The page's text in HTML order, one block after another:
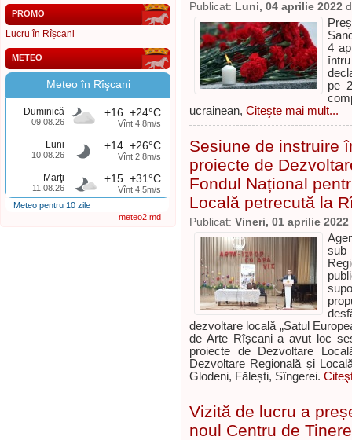
PROMO
Lucru în Rîșcani
METEO
Meteo în Rîşcani
Duminică
09.08.26
+16..+24°C
Vînt 4.8m/s
Luni
10.08.26
+14..+26°C
Vînt 2.8m/s
Marţi
11.08.26
+15..+31°C
Vînt 4.5m/s
Meteo pentru 10 zile
meteo2.md
Publicat: Luni, 04 aprilie 2022
4
pe
ucrainean, Citeşte mai mult...
Sesiune de instruire
proiecte de
Fondul Național
Locală petrecută la
Publicat: Vineri, 01 aprilie 2022
sub
dezvoltare locală „Satul
de Arte Rîșcani a avut loc
proiecte de Dezvoltare
Dezvoltare Regională și
Glodeni, Fălești, Sîngerei.
Vizită de lucru a
noul Centru de